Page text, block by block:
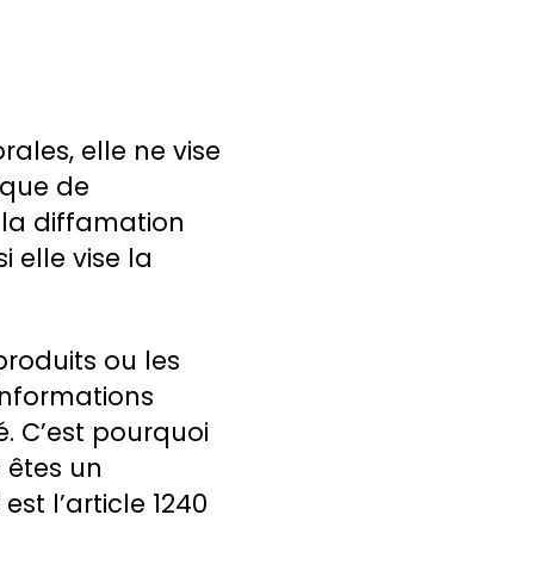
elle ne vise
de
diffamation
elle vise la
ou les
C’est pourquoi
un
l’article 1240